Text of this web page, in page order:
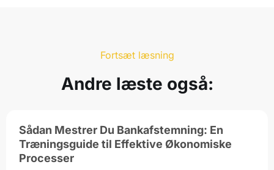
Fortsæt læsning
Andre læste også:
Sådan Mestrer Du Bankafstemning: En
Træningsguide til Effektive Økonomiske
Processer